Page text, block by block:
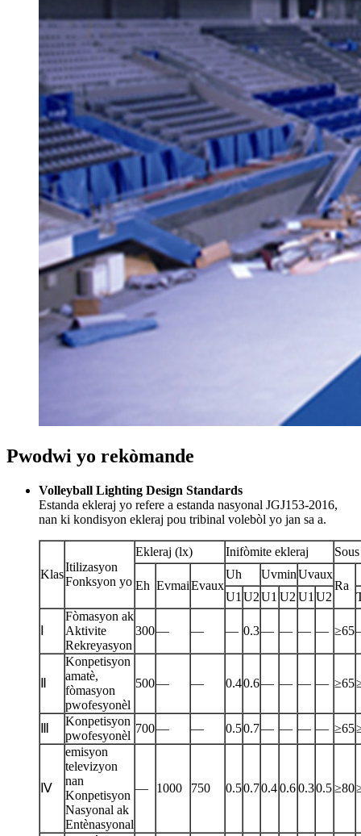
Pwodwi yo rekòmande
Volleyball Lighting Design Standards
Estanda ekleraj yo refere a estanda nasyonal JGJ153-2016,
nan ki kondisyon ekleraj pou tribinal volebòl yo jan sa a.
Klas
Itilizasyon
Fonksyon yo
Ekleraj (lx) Inifòmite ekleraj
Eh EvmaiEvaux
Uh UvminUvaux
Ra
U1 U2U1 U2 U1 U2
Fòmasyon ak
Aktivite
Rekreyasyon
300— — — 0.3— — — — ≥65
Konpetisyon
amatè,
fòmasyon
pwofesyonèl
500— — 0.40.6— — — — ≥65
Konpetisyon
pwofesyonèl
700— — 0.50.7— — — — ≥65
Ⅳ
emisyon
televizyon
nan
Konpetisyon
Nasyonal ak
Entènasyonal
— 1000 750 0.50.70.40.60.30.5≥80